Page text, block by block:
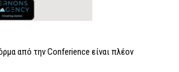
από την Conferience είναι πλέον